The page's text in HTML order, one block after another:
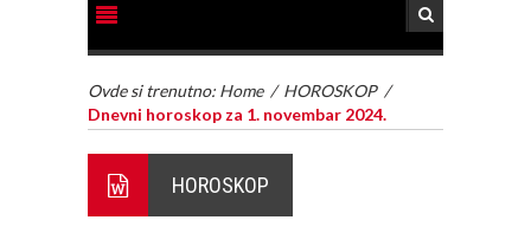
Ovde si trenutno: Home / HOROSKOP /
Dnevni horoskop za 1. novembar 2024.
HOROSKOP